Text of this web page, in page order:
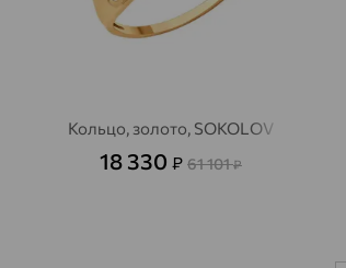
Кольцо, золото, SOKOLOV
18 330 ₽ 61 101₽